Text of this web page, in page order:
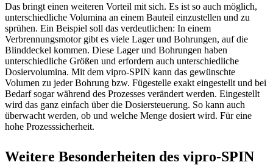
Das bringt einen weiteren Vorteil mit sich. Es ist so auch möglich,
unterschiedliche Volumina an einem Bauteil einzustellen und zu
sprühen. Ein Beispiel soll das verdeutlichen: In einem
Verbrennungsmotor gibt es viele Lager und Bohrungen, auf die
Blinddeckel kommen. Diese Lager und Bohrungen haben
unterschiedliche Größen und erfordern auch unterschiedliche
Dosiervolumina. Mit dem vipro-SPIN kann das gewünschte
Volumen zu jeder Bohrung bzw. Fügestelle exakt eingestellt und bei
Bedarf sogar während des Prozesses verändert werden. Eingestellt
wird das ganz einfach über die Dosiersteuerung. So kann auch
überwacht werden, ob und welche Menge dosiert wird. Für eine
hohe Prozesssicherheit.
Weitere Besonderheiten des vipro-SPIN